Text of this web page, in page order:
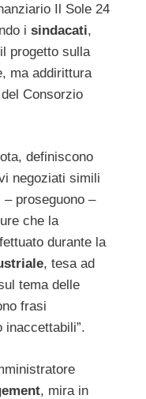
Il Sole 24
i sindacati,
progetto sulla
ma addirittura
Consorzio
definiscono
negoziati simili
– proseguono –
che la
durante la
, tesa ad
tema delle
frasi
inaccettabili”.
, mira in